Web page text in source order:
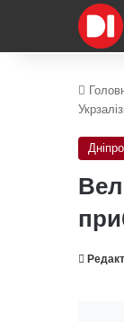
Дніпро